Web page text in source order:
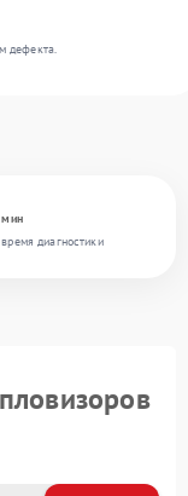
диагностики
дефекта.